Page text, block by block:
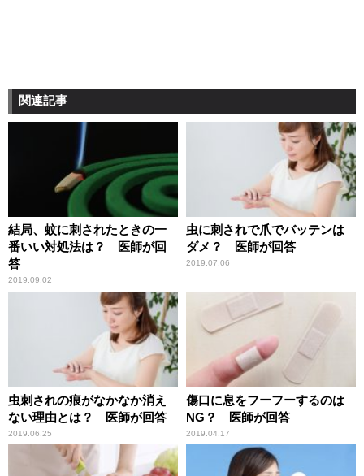
関連記事
結局、蚊に刺されたときの一
番いい対処法は？ 医師が回
答
2019.09.02
虫に刺されで爪でバッテンは
ダメ？ 医師が回答
2019.07.06
虫刺されの痕がなかなか消え
ない理由とは？ 医師が回答
2019.06.25
傷口に息をフーフーするのは
NG？ 医師が回答
2019.04.17